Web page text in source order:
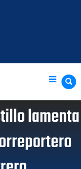
lamenta